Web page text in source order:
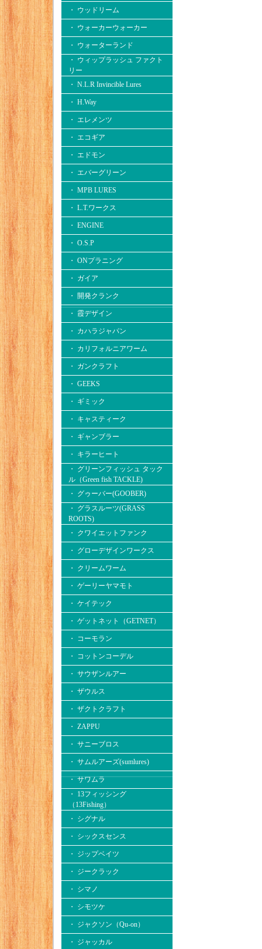
・ ウッドリーム
・ ウォーカーウォーカー
・ ウォーターランド
・ ウィップラッシュ ファクト
リー
・ N.L.R Invincible Lures
・ H.Way
・ エレメンツ
・ エコギア
・ エドモン
・ エバーグリーン
・ MPB LURES
・ L.T.ワークス
・ ENGINE
・ O.S.P
・ ONプラニング
・ ガイア
・ 開発クランク
・ 霞デザイン
・ カハラジャパン
・ カリフォルニアワーム
・ ガンクラフト
・ GEEKS
・ ギミック
・ キャスティーク
・ ギャンブラー
・ キラーヒート
・ グリーンフィッシュ タック
ル（Green fish TACKLE)
・ グゥーバー(GOOBER)
・ グラスルーツ(GRASS
ROOTS)
・ クワイエットファンク
・ グローデザインワークス
・ クリームワーム
・ ゲーリーヤマモト
・ ケイテック
・ ゲットネット（GETNET）
・ コーモラン
・ コットンコーデル
・ サウザンルアー
・ ザウルス
・ ザクトクラフト
・ ZAPPU
・ サニーブロス
・ サムルアーズ(sumlures)
・ サワムラ
・ 13フィッシング
（13Fishing）
・ シグナル
・ シックスセンス
・ ジップベイツ
・ ジークラック
・ シマノ
・ シモツケ
・ ジャクソン（Qu-on）
・ ジャッカル